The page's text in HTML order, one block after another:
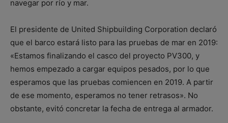
navegar por río y mar.
El presidente de United Shipbuilding Corporation declaró
que el barco estará listo para las pruebas de mar en 2019:
«Estamos finalizando el casco del proyecto PV300, y
hemos empezado a cargar equipos pesados, por lo que
esperamos que las pruebas comiencen en 2019. A partir
de ese momento, esperamos no tener retrasos». No
obstante, evitó concretar la fecha de entrega al armador.